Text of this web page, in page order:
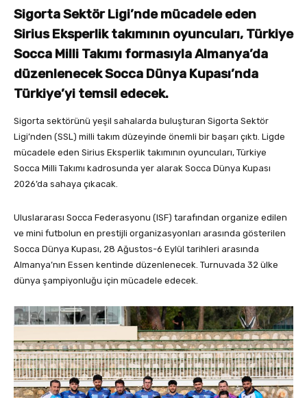
Sigorta Sektör Ligi’nde mücadele eden
Sirius Eksperlik takımının oyuncuları, Türkiye
Socca Milli Takımı formasıyla Almanya’da
düzenlenecek Socca Dünya Kupası’nda
Türkiye’yi temsil edecek.
Sigorta sektörünü yeşil sahalarda buluşturan Sigorta Sektör
Ligi’nden (SSL) milli takım düzeyinde önemli bir başarı çıktı. Ligde
mücadele eden Sirius Eksperlik takımının oyuncuları, Türkiye
Socca Milli Takımı kadrosunda yer alarak Socca Dünya Kupası
2026’da sahaya çıkacak.
Uluslararası Socca Federasyonu (ISF) tarafından organize edilen
ve mini futbolun en prestijli organizasyonları arasında gösterilen
Socca Dünya Kupası, 28 Ağustos-6 Eylül tarihleri arasında
Almanya’nın Essen kentinde düzenlenecek. Turnuvada 32 ülke
dünya şampiyonluğu için mücadele edecek.